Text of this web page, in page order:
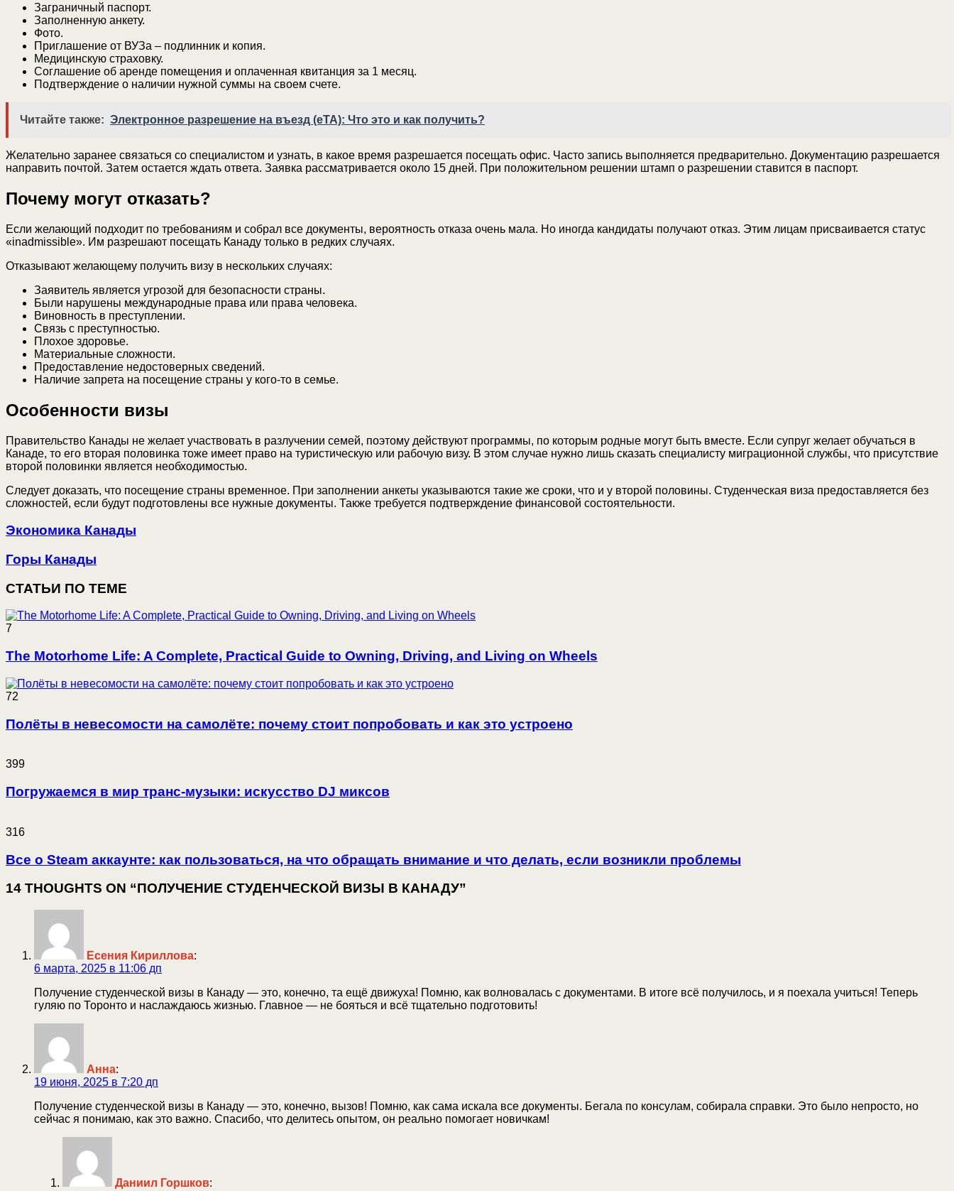
Заграничный паспорт.
Заполненную анкету.
Фото.
Приглашение от ВУЗа – подлинник и копия.
Медицинскую страховку.
Соглашение об аренде помещения и оплаченная квитанция за 1 месяц.
Подтверждение о наличии нужной суммы на своем счете.
Читайте также: Электронное разрешение на въезд (eTA): Что это и как получить?
Желательно заранее связаться со специалистом и узнать, в какое время разрешается посещать офис. Часто запись выполняется предварительно. Документацию разрешается
направить почтой. Затем остается ждать ответа. Заявка рассматривается около 15 дней. При положительном решении штамп о разрешении ставится в паспорт.
Почему могут отказать?
Если желающий подходит по требованиям и собрал все документы, вероятность отказа очень мала. Но иногда кандидаты получают отказ. Этим лицам присваивается статус
«inadmissible». Им разрешают посещать Канаду только в редких случаях.
Отказывают желающему получить визу в нескольких случаях:
Заявитель является угрозой для безопасности страны.
Были нарушены международные права или права человека.
Виновность в преступлении.
Связь с преступностью.
Плохое здоровье.
Материальные сложности.
Предоставление недостоверных сведений.
Наличие запрета на посещение страны у кого-то в семье.
Особенности визы
Правительство Канады не желает участвовать в разлучении семей, поэтому действуют программы, по которым родные могут быть вместе. Если супруг желает обучаться в
Канаде, то его вторая половинка тоже имеет право на туристическую или рабочую визу. В этом случае нужно лишь сказать специалисту миграционной службы, что присутствие
второй половинки является необходимостью.
Следует доказать, что посещение страны временное. При заполнении анкеты указываются такие же сроки, что и у второй половины. Студенческая виза предоставляется без
сложностей, если будут подготовлены все нужные документы. Также требуется подтверждение финансовой состоятельности.
Экономика Канады
Горы Канады
СТАТЬИ ПО ТЕМЕ
7
The Motorhome Life: A Complete, Practical Guide to Owning, Driving, and Living on Wheels
72
Полёты в невесомости на самолёте: почему стоит попробовать и как это устроено
399
Погружаемся в мир транс-музыки: искусство DJ миксов
316
Все о Steam аккаунте: как пользоваться, на что обращать внимание и что делать, если возникли проблемы
14 THOUGHTS ON “ПОЛУЧЕНИЕ СТУДЕНЧЕСКОЙ ВИЗЫ В КАНАДУ”
Есения Кириллова:
6 марта, 2025 в 11:06 дп
Получение студенческой визы в Канаду — это, конечно, та ещё движуха! Помню, как волновалась с документами. В итоге всё получилось, и я поехала учиться! Теперь
гуляю по Торонто и наслаждаюсь жизнью. Главное — не бояться и всё тщательно подготовить!
Анна:
19 июня, 2025 в 7:20 дп
Получение студенческой визы в Канаду — это, конечно, вызов! Помню, как сама искала все документы. Бегала по консулам, собирала справки. Это было непросто, но
сейчас я понимаю, как это важно. Спасибо, что делитесь опытом, он реально помогает новичкам!
Даниил Горшков: